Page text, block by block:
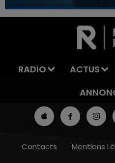
LA TEAM DU
RADIO ACTUS
Contacts Mentions